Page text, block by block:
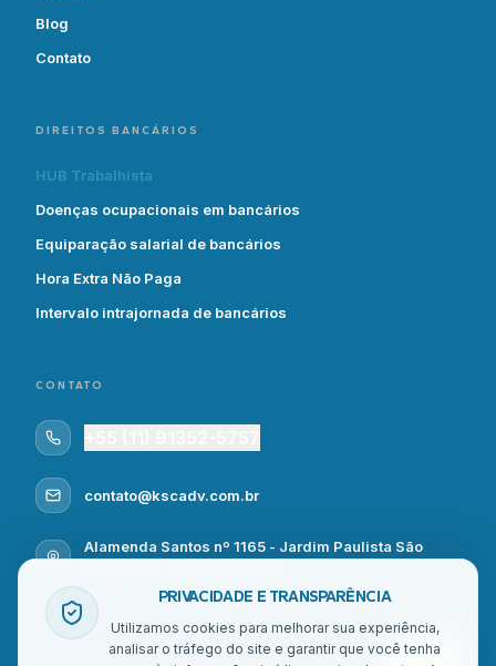
Blog
Contato
DIREITOS BANCÁRIOS
HUB Trabalhista
Doenças ocupacionais em bancários
Equiparação salarial de bancários
Hora Extra Não Paga
Intervalo intrajornada de bancários
CONTATO
contato@kscadv.com.br
Alamenda Santos nº 1165 - Jardim Paulista São
PRIVACIDADE E TRANSPARÊNCIA
Utilizamos cookies para melhorar sua experiência,
analisar o tráfego do site e garantir que você tenha